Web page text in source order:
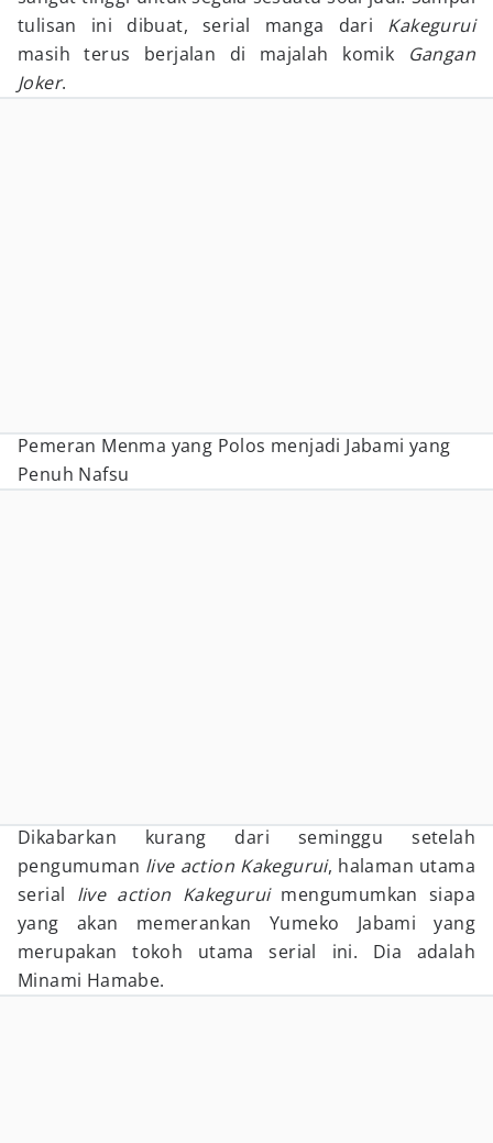
tulisan ini dibuat, serial manga dari Kakegurui
masih terus berjalan di majalah komik
Gangan
Joker.
Pemeran Menma yang Polos menjadi Jabami yang
Penuh Nafsu
Dikabarkan kurang dari seminggu setelah
pengumuman live action Kakegurui, halaman utama
serial live action Kakegurui mengumumkan siapa
yang akan memerankan Yumeko Jabami yang
merupakan tokoh utama serial ini. Dia adalah
Minami Hamabe.